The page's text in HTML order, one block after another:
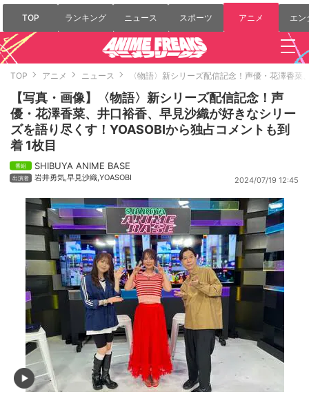
TOP ランキング ニュース スポーツ アニメ エン
TOP アニメ ニュース 〈物語〉新シリーズ配信記念！声優・花澤香
【写真・画像】〈物語〉新シリーズ配信記念！声
優・花澤香菜、井口裕香、早見沙織が好きなシリー
ズを語り尽くす！YOASOBIから独占コメントも到
着 1枚目
SHIBUYA ANIME BASE
岩井勇気,早見沙織,YOASOBI 2024/07/19 12:45